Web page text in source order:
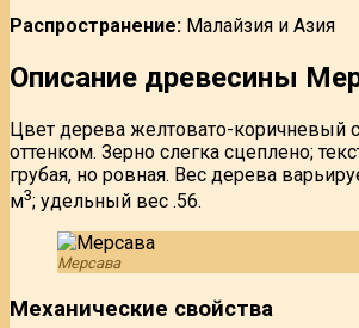
Распространение: Малайзия и Азия
Описание древесины
Цвет дерева желтовато-коричневый
оттенком. Зерно слегка сцеплено;
грубая, но ровная. Вес дерева
м3; удельный вес .56.
Мерсава
Механические свойства